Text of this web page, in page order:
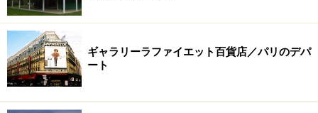
ギャラリーラファイエット百貨店／パリのデパ
ート